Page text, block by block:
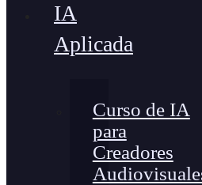
IA
Aplicada
Curso de IA
para
Creadores